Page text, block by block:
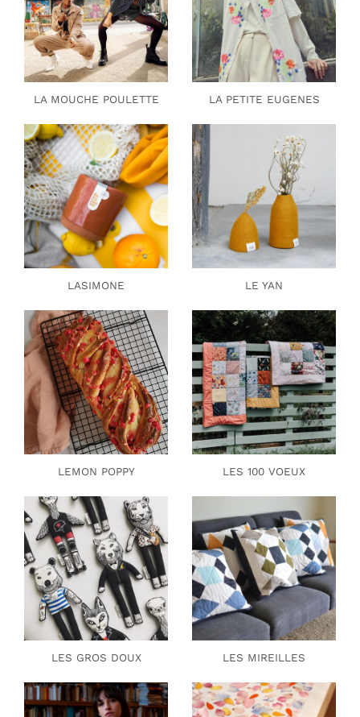
LA MOUCHE POULETTE LA PETITE EUGENES
LASIMONE LE YAN
LEMON POPPY LES 100 VOEUX
LES GROS DOUX LES MIREILLES